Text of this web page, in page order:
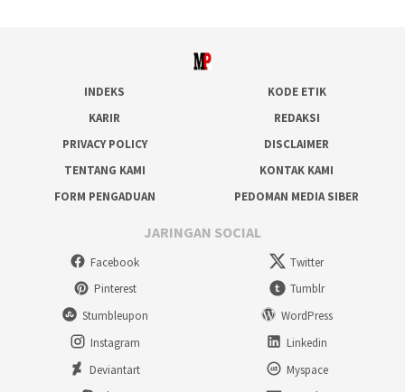
INDEKS
KODE ETIK
KARIR
REDAKSI
PRIVACY POLICY
DISCLAIMER
TENTANG KAMI
KONTAK KAMI
FORM PENGADUAN
PEDOMAN MEDIA SIBER
JARINGAN SOCIAL
Facebook
Twitter
Pinterest
Tumblr
Stumbleupon
WordPress
Instagram
Linkedin
Deviantart
Myspace